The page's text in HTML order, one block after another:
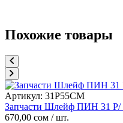
Похожие товары
Артикул: 31P55CM
Запчасти Шлейф ПИН 31 P/
670,00 сом / шт.